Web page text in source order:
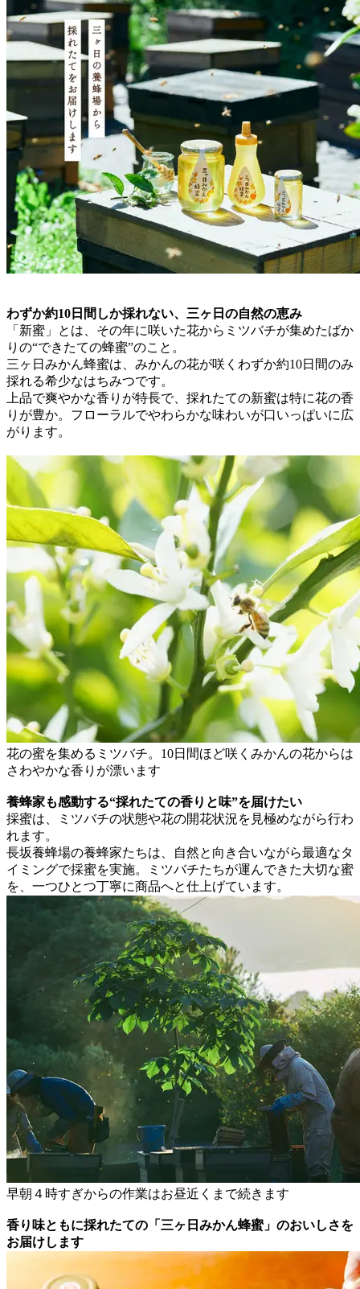
わずか約10日間しか採れない、三ヶ日の自然の恵み
「新蜜」とは、その年に咲いた花からミツバチが集めたばか
りの“できたての蜂蜜”のこと。
三ヶ日みかん蜂蜜は、みかんの花が咲くわずか約10日間のみ
採れる希少なはちみつです。
上品で爽やかな香りが特長で、採れたての新蜜は特に花の香
りが豊か。フローラルでやわらかな味わいが口いっぱいに広
がります。
花の蜜を集めるミツバチ。10日間ほど咲くみかんの花からは
さわやかな香りが漂います
養蜂家も感動する“採れたての香りと味”を届けたい
採蜜は、ミツバチの状態や花の開花状況を見極めながら行わ
れます。
長坂養蜂場の養蜂家たちは、自然と向き合いながら最適なタ
イミングで採蜜を実施。ミツバチたちが運んできた大切な蜜
を、一つひとつ丁寧に商品へと仕上げています。
早朝４時すぎからの作業はお昼近くまで続きます
香り味ともに採れたての「三ヶ日みかん蜂蜜」のおいしさを
お届けします